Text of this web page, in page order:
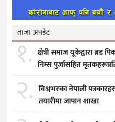
ताजा अपडेट
१. क्षेत्री समाज यूकेद्वारा ब्रड
निम्स पुर्जासहित
२. विश्वभरका नेपाली
तयारीमा जापान शाखा